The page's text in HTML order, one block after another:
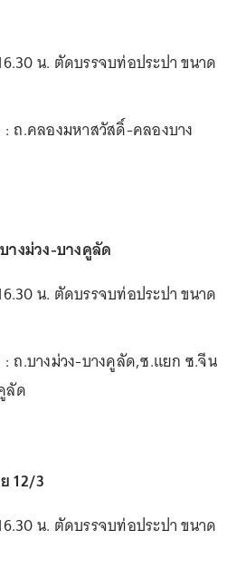
น. ตัดบรรจบท่อประปา ขนาด
ถ.คลองมหาสวัสดิ์-คลองบาง
างม่วง-บางคูลัด
น. ตัดบรรจบท่อประปา ขนาด
ถ.บางม่วง-บางคูลัด,ซ.แยก ซ.จีน
ลัด
12/3
น. ตัดบรรจบท่อประปา ขนาด